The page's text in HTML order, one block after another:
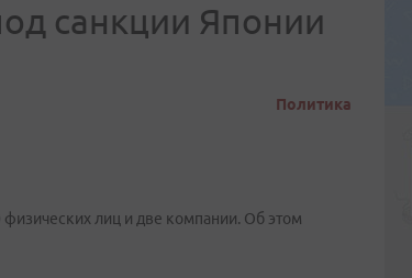
санкции Японии
Политика
лиц и две компании. Об этом